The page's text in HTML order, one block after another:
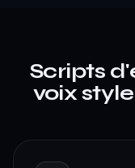
Scripts
voix